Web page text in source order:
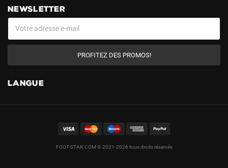
NEWSLETTER
PROFITEZ DES PROMOS!
LANGUE
FOOT-STAR.COM © 2021-2026 tous droits réservés